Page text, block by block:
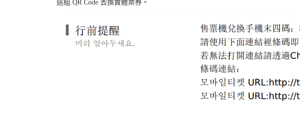
這組 QR Code 去換實體票券。